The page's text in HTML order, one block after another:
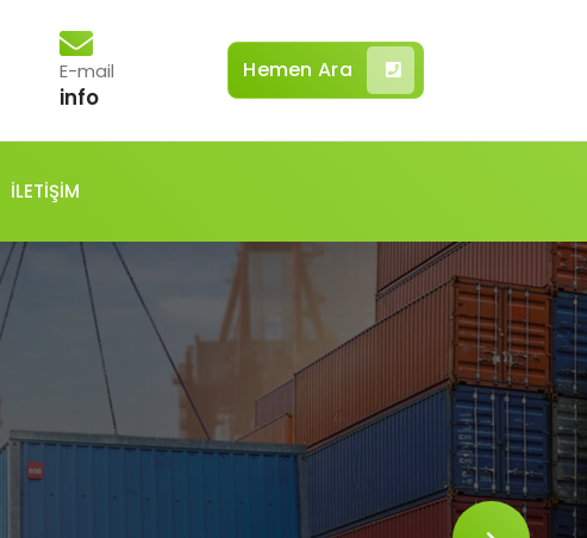
E-mail
info
Hemen Ara
İLETİŞİM